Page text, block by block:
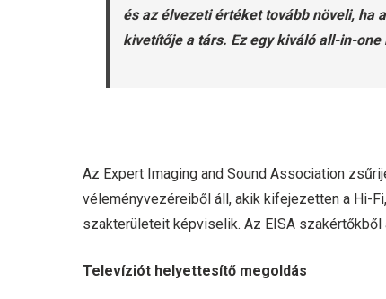
és az élvezeti értéket tovább növeli, ha
kivetítője a társ. Ez egy kiváló all-in-one
Az Expert Imaging and Sound Association
véleményvezéreiből áll, akik kifejezetten a Hi-
szakterületeit képviselik. Az EISA
Televíziót helyettesítő megoldás